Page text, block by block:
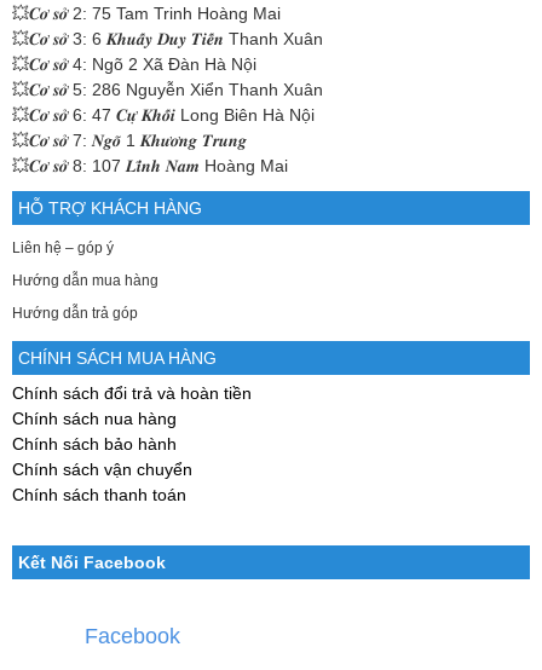
💥𝑪𝒐̛ 𝒔𝒐̛̉ 2: 75 Tam Trinh Hoàng Mai
💥𝑪𝒐̛ 𝒔𝒐̛̉ 3: 6 𝑲𝒉𝒖𝒂̂́𝒚 𝑫𝒖𝒚 𝑻𝒊𝒆̂́𝒏 Thanh Xuân
💥𝑪𝒐̛ 𝒔𝒐̛̉ 4: Ngõ 2 Xã Đàn Hà Nội
💥𝑪𝒐̛ 𝒔𝒐̛̉ 5: 286 Nguyễn Xiển Thanh Xuân
💥𝑪𝒐̛ 𝒔𝒐̛̉ 6: 47 𝑪𝒖̛̣ 𝑲𝒉𝒐̂́𝒊 Long Biên Hà Nội
💥𝑪𝒐̛ 𝒔𝒐̛̉ 7: 𝑵𝒈𝒐̃ 1 𝑲𝒉𝒖̛𝒐̛𝒏𝒈 𝑻𝒓𝒖𝒏𝒈
💥𝑪𝒐̛ 𝒔𝒐̛̉ 8: 107 𝑳𝒊̃𝒏𝒉 𝑵𝒂𝒎 Hoàng Mai
HỖ TRỢ KHÁCH HÀNG
Liên hệ – góp ý
Hướng dẫn mua hàng
Hướng dẫn trả góp
CHÍNH SÁCH MUA HÀNG
Chính sách đổi trả và hoàn tiền
Chính sách nua hàng
Chính sách bảo hành
Chính sách vận chuyển
Chính sách thanh toán
Kết Nối Facebook
Facebook